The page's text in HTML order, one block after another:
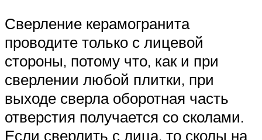
Сверление керамогранита
проводите только с лицевой
стороны, потому что, как и при
сверлении любой плитки, при
выходе сверла оборотная часть
отверстия получается со сколами.
Если сверлить с лица, то сколы на